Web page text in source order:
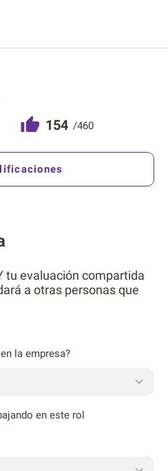
154 /460
tu evaluación compartida
a otras personas que
la empresa?
en este rol